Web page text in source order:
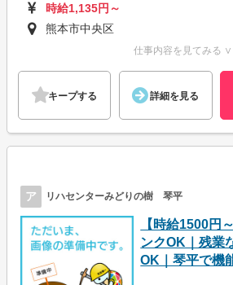
時給1,135円～
熊本市中央区
仕事内容を見てみる ∨
キープする 詳細を見る
ア リハセンターみどりの樹 琴平
【時給1500円
ンクOK｜残業
OK｜琴平で機